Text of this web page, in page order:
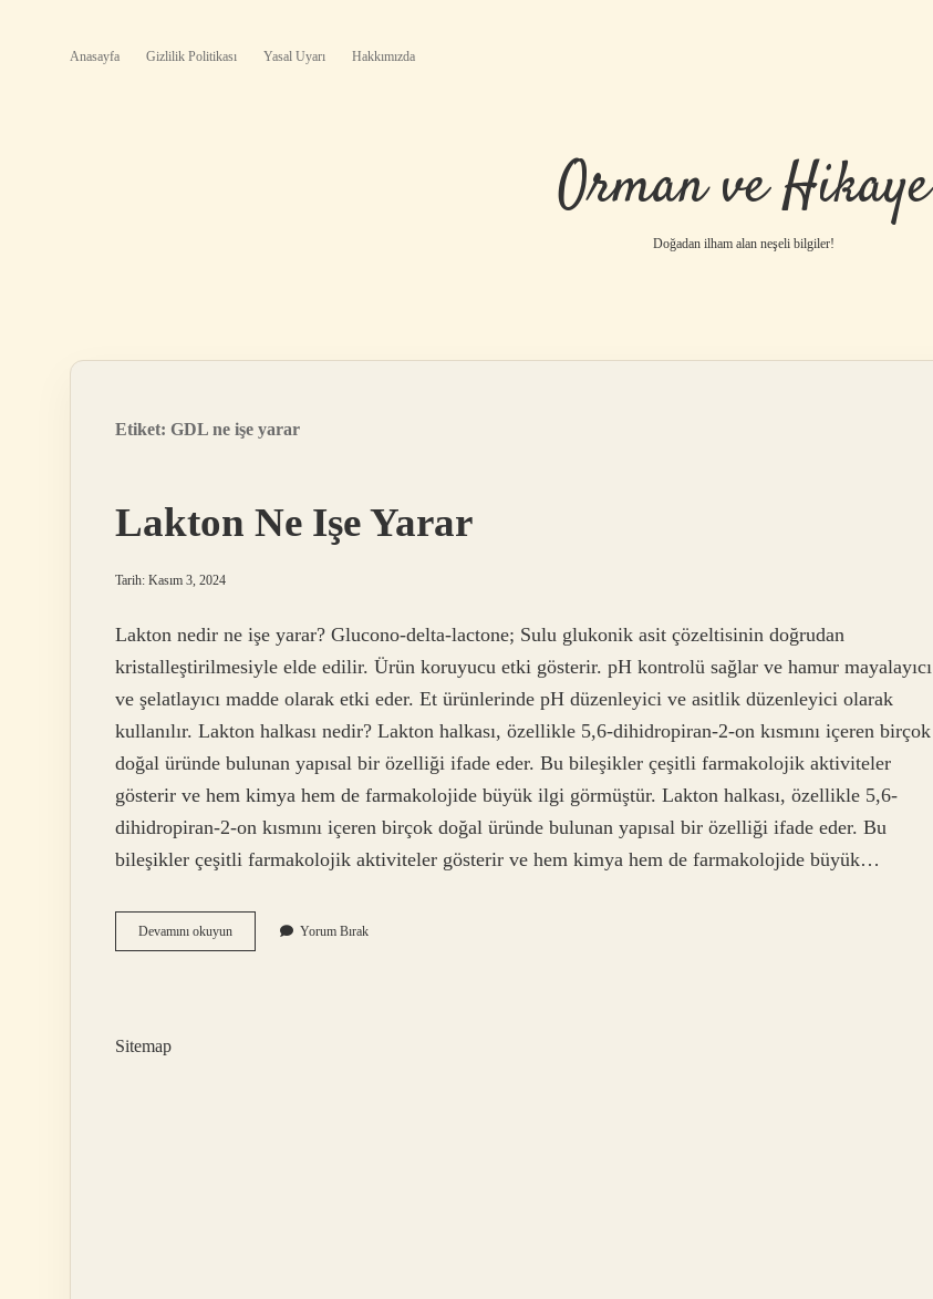
Anasayfa Gizlilik Politikası Yasal Uyarı Hakkımızda
Orman ve Hikaye
Doğadan ilham alan neşeli bilgiler!
Etiket: GDL ne işe yarar
Lakton Ne Işe Yarar
Tarih: Kasım 3, 2024
Lakton nedir ne işe yarar? Glucono-delta-lactone; Sulu glukonik asit çözeltisinin doğrudan
kristalleştirilmesiyle elde edilir. Ürün koruyucu etki gösterir. pH kontrolü sağlar ve hamur mayalayıcı
ve şelatlayıcı madde olarak etki eder. Et ürünlerinde pH düzenleyici ve asitlik düzenleyici olarak
kullanılır. Lakton halkası nedir? Lakton halkası, özellikle 5,6-dihidropiran-2-on kısmını içeren birçok
doğal üründe bulunan yapısal bir özelliği ifade eder. Bu bileşikler çeşitli farmakolojik aktiviteler
gösterir ve hem kimya hem de farmakolojide büyük ilgi görmüştür. Lakton halkası, özellikle 5,6-
dihidropiran-2-on kısmını içeren birçok doğal üründe bulunan yapısal bir özelliği ifade eder. Bu
bileşikler çeşitli farmakolojik aktiviteler gösterir ve hem kimya hem de farmakolojide büyük…
Devamını okuyunLakton
Ne
Yorum Bırak
Sitemap